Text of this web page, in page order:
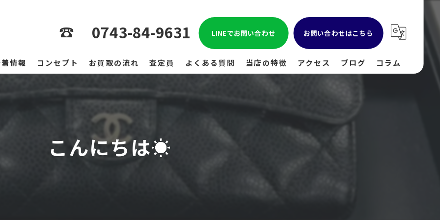
0743-84-9631 LINEでお問い合わせ お問い合わせはこちら
情報 コンセプト お買取の流れ 査定員 よくある質問 当店の特徴 アクセス ブログ コラム
こんにちは☀️